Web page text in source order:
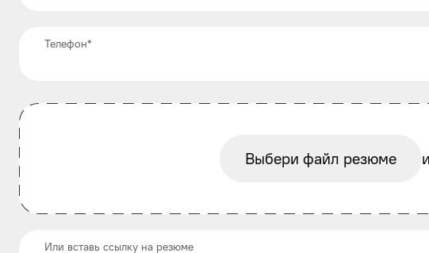
Телефон*
Выбери файл резюме
Или вставь ссылку на резюме